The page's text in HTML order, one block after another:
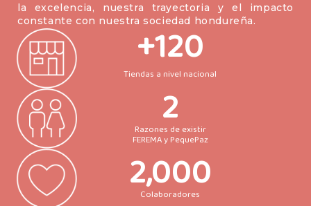
la excelencia, nuestra trayectoria y el impacto
constante con nuestra sociedad hondureña.
Tiendas a nivel nacional
+120
Razones de existir
FEREMA y PequePaz
2
Colaboradores
2,000